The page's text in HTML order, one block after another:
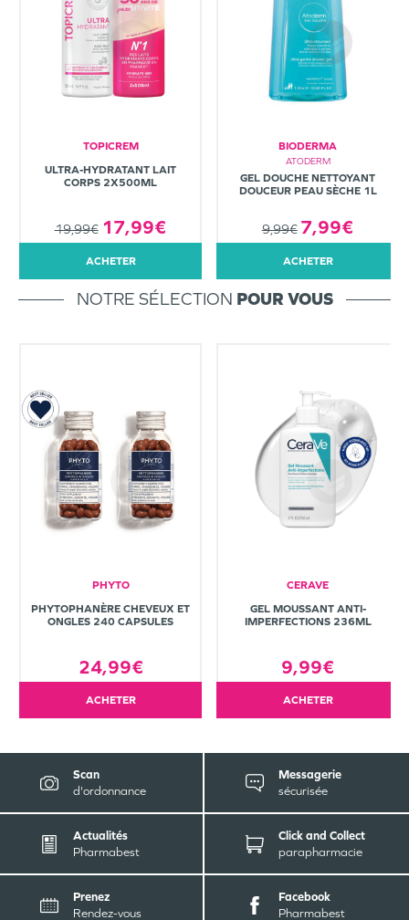
TOPICREM
ULTRA-HYDRATANT LAIT
CORPS 2X500ML
19,99€ 17,99€
ACHETER
BIODERMA
ATODERM
GEL DOUCHE NETTOYANT
DOUCEUR PEAU SÈCHE 1L
9,99€ 7,99€
ACHETER
NOTRE SÉLECTION POUR VOUS
PHYTO
PHYTOPHANÈRE CHEVEUX ET
ONGLES 240 CAPSULES
24,99€
ACHETER
CERAVE
GEL MOUSSANT ANTI-
IMPERFECTIONS 236ML
9,99€
ACHETER
Scan
d'ordonnance
Messagerie
sécurisée
Actualités
Pharmabest
Click and Collect
parapharmacie
Prenez
Rendez-vous
Facebook
Pharmabest